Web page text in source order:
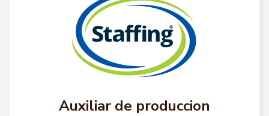
Auxiliar de produccion